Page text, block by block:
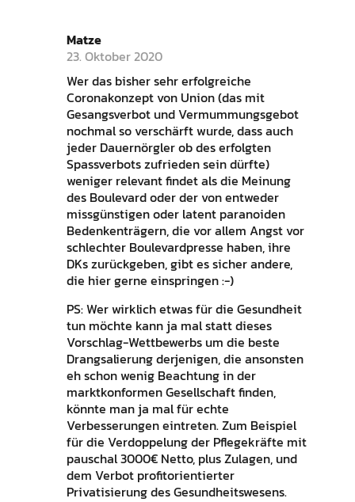
Matze
23. Oktober 2020
Wer das bisher sehr erfolgreiche
Coronakonzept von Union (das mit
Gesangsverbot und Vermummungsgebot
nochmal so verschärft wurde, dass auch
jeder Dauernörgler ob des erfolgten
Spassverbots zufrieden sein dürfte)
weniger relevant findet als die Meinung
des Boulevard oder der von entweder
missgünstigen oder latent paranoiden
Bedenkenträgern, die vor allem Angst vor
schlechter Boulevardpresse haben, ihre
DKs zurückgeben, gibt es sicher andere,
die hier gerne einspringen :-)
PS: Wer wirklich etwas für die Gesundheit
tun möchte kann ja mal statt dieses
Vorschlag-Wettbewerbs um die beste
Drangsalierung derjenigen, die ansonsten
eh schon wenig Beachtung in der
marktkonformen Gesellschaft finden,
könnte man ja mal für echte
Verbesserungen eintreten. Zum Beispiel
für die Verdoppelung der Pflegekräfte mit
pauschal 3000€ Netto, plus Zulagen, und
dem Verbot profitorientierter
Privatisierung des Gesundheitswesens.